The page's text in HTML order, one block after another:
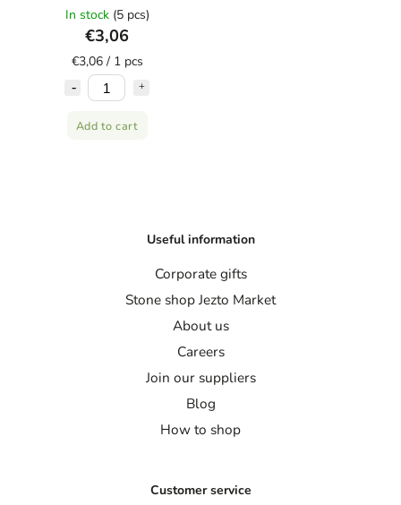
In stock (5 pcs)
€3,06
€3,06 / 1 pcs
Add to cart
Useful information
Corporate gifts
Stone shop Jezto Market
About us
Careers
Join our suppliers
Blog
How to shop
Customer service